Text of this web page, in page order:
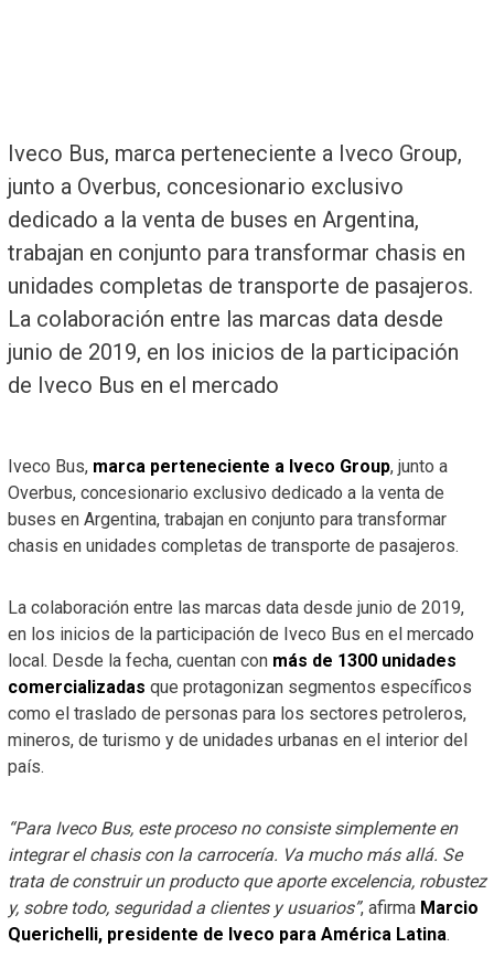
Iveco Bus, marca perteneciente a Iveco Group,
junto a Overbus, concesionario exclusivo
dedicado a la venta de buses en Argentina,
trabajan en conjunto para transformar chasis en
unidades completas de transporte de pasajeros.
La colaboración entre las marcas data desde
junio de 2019, en los inicios de la participación
de Iveco Bus en el mercado
Iveco Bus, marca perteneciente a Iveco Group, junto a
Overbus, concesionario exclusivo dedicado a la venta de
buses en Argentina, trabajan en conjunto para transformar
chasis en unidades completas de transporte de pasajeros.
La colaboración entre las marcas data desde junio de 2019,
en los inicios de la participación de Iveco Bus en el mercado
local. Desde la fecha, cuentan con más de 1300 unidades
comercializadas que protagonizan segmentos específicos
como el traslado de personas para los sectores petroleros,
mineros, de turismo y de unidades urbanas en el interior del
país.
“Para Iveco Bus, este proceso no consiste simplemente en
integrar el chasis con la carrocería. Va mucho más allá. Se
trata de construir un producto que aporte excelencia, robustez
y, sobre todo, seguridad a clientes y usuarios”, afirma Marcio
Querichelli, presidente de Iveco para América Latina.